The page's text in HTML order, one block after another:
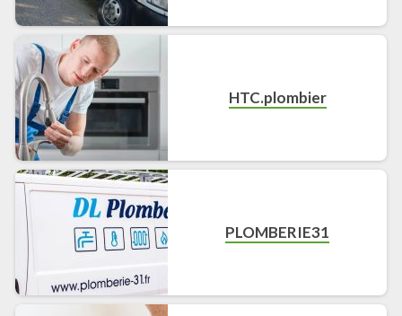
HTC.plombier
PLOMBERIE31